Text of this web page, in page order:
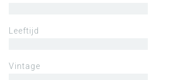
Leeftijd
Vintage